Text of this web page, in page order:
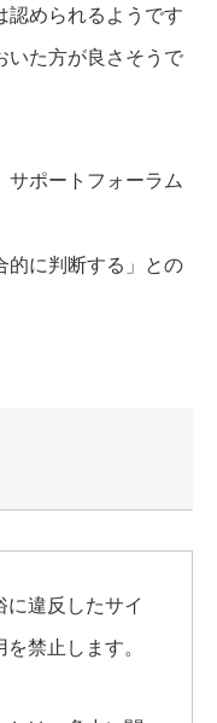
認められるようです
いた方が良さそうで
サポートフォーラム
的に判断する 」との
違反したサイ
禁止します。